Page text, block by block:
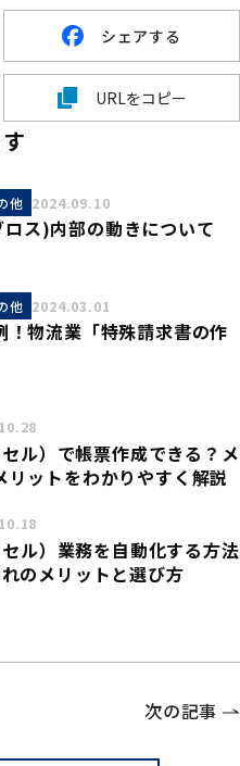
シェアする
URLをコピー
他 2024.09.10
ス)内部の動きについて
他 2024.03.01
！物流業「特殊請求書の作
ル）で帳票作成できる？メ
リットをわかりやすく解説
ル）業務を自動化する方法
のメリットと選び方
次の記事